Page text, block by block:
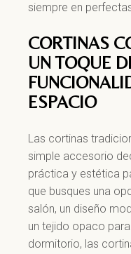
siempre en
CORTINAS
UN TOQUE
ESPACIO
Las cortinas
simple accesorio
práctica y estética
que busques una
salón, un diseño
un tejido opaco
dormitorio, las